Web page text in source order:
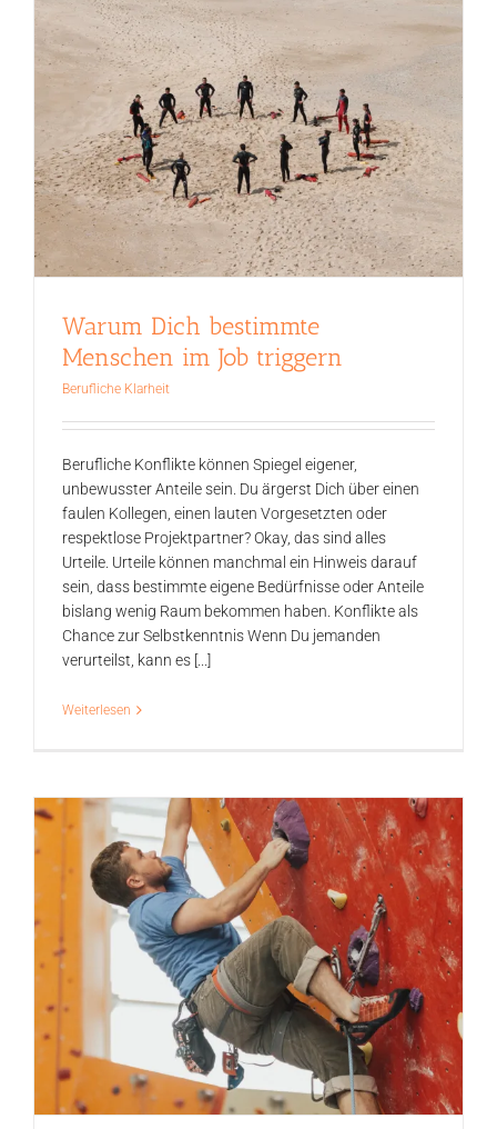
Warum Dich bestimmte
Menschen im Job triggern
Berufliche Klarheit
Berufliche Konflikte können Spiegel eigener,
unbewusster Anteile sein. Du ärgerst Dich über einen
faulen Kollegen, einen lauten Vorgesetzten oder
respektlose Projektpartner? Okay, das sind alles
Urteile. Urteile können manchmal ein Hinweis darauf
sein, dass bestimmte eigene Bedürfnisse oder Anteile
bislang wenig Raum bekommen haben. Konflikte als
Chance zur Selbstkenntnis Wenn Du jemanden
verurteilst, kann es [...]
Weiterlesen